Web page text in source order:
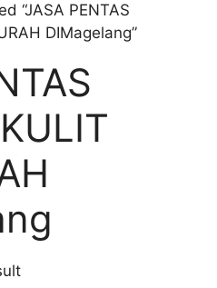
“JASA PENTAS
DIMagelang”